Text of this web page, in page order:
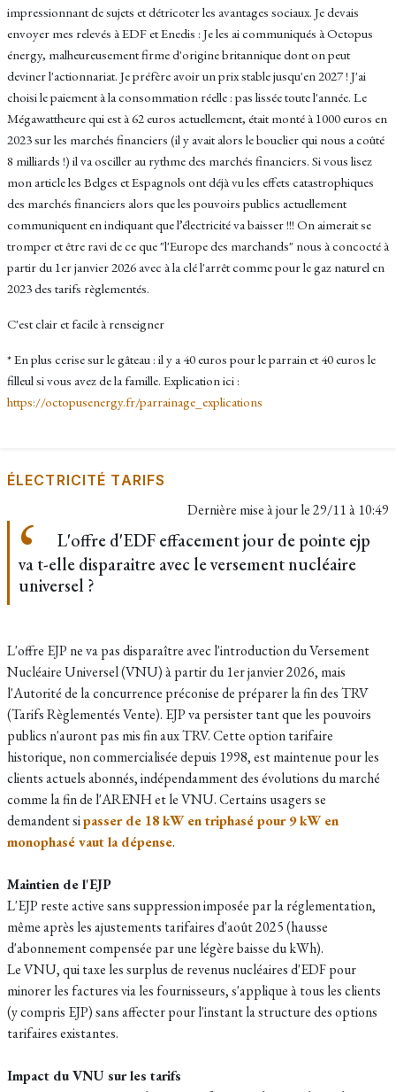
impressionnant de sujets et détricoter les avantages sociaux. Je devais
envoyer mes relevés à EDF et Enedis : Je les ai communiqués à Octopus
énergy, malheureusement firme d'origine britannique dont on peut
deviner l'actionnariat. Je préfère avoir un prix stable jusqu'en 2027 ! J'ai
choisi le paiement à la consommation réelle : pas lissée toute l'année. Le
Mégawattheure qui est à 62 euros actuellement, était monté à 1000 euros en
2023 sur les marchés financiers (il y avait alors le bouclier qui nous a coûté
8 milliards !) il va osciller au rythme des marchés financiers. Si vous lisez
mon article les Belges et Espagnols ont déjà vu les effets catastrophiques
des marchés financiers alors que les pouvoirs publics actuellement
communiquent en indiquant que l’électricité va baisser !!! On aimerait se
tromper et être ravi de ce que "l'Europe des marchands" nous à concocté à
partir du 1er janvier 2026 avec à la clé l'arrêt comme pour le gaz naturel en
2023 des tarifs règlementés.
C'est clair et facile à renseigner
* En plus cerise sur le gâteau : il y a 40 euros pour le parrain et 40 euros le
filleul si vous avez de la famille. Explication ici :
https://octopusenergy.fr/parrainage_explications
ÉLECTRICITÉ TARIFS
Dernière mise à jour le29/11 à 10:49
L'offre d'EDF effacement jour de pointe ejp
va t-elle disparaitre avec le versement nucléaire
universel ?
L'offre EJP ne va pas disparaître avec l'introduction du Versement
Nucléaire Universel (VNU) à partir du 1er janvier 2026, mais
l'Autorité de la concurrence préconise de préparer la fin des TRV
(Tarifs Règlementés Vente). EJP va persister tant que les pouvoirs
publics n'auront pas mis fin aux TRV. Cette option tarifaire
historique, non commercialisée depuis 1998, est maintenue pour les
clients actuels abonnés, indépendamment des évolutions du marché
comme la fin de l'ARENH et le VNU. Certains usagers se
demandent sipasser de 18 kW en triphasé pour 9 kW en
monophasé vaut la dépense.
Maintien de l'EJP
L'EJP reste active sans suppression imposée par la réglementation,
même après les ajustements tarifaires d'août 2025 (hausse
d'abonnement compensée par une légère baisse du kWh).​
Le VNU, qui taxe les surplus de revenus nucléaires d'EDF pour
minorer les factures via les fournisseurs, s'applique à tous les clients
(y compris EJP) sans affecter pour l'instant la structure des options
tarifaires existantes.
Impact du VNU sur les tarifs